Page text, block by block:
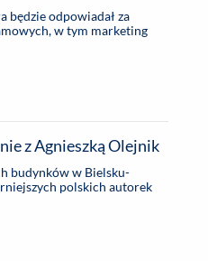
będzie odpowiadał za
w tym marketing
z Agnieszką Olejnik
budynków w Bielsku-
polskich autorek